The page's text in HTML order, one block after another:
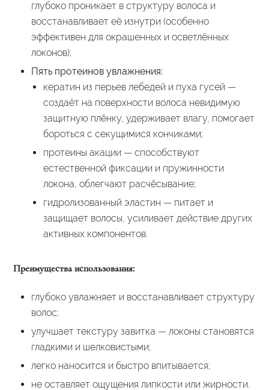
глубоко проникает в структуру волоса и
восстанавливает её изнутри (особенно
эффективен для окрашенных и осветлённых
локонов);
Пять протеинов увлажнения:
кератин из перьев лебедей и пуха гусей —
создаёт на поверхности волоса невидимую
защитную плёнку, удерживает влагу, помогает
бороться с секущимися кончиками;
протеины акации — способствуют
естественной фиксации и пружинности
локона, облегчают расчёсывание;
гидролизованный эластин — питает и
защищает волосы, усиливает действие других
активных компонентов.
Преимущества использования:
глубоко увлажняет и восстанавливает структуру
волос;
улучшает текстуру завитка — локоны становятся
гладкими и шелковистыми;
легко наносится и быстро впитывается;
не оставляет ощущения липкости или жирности.